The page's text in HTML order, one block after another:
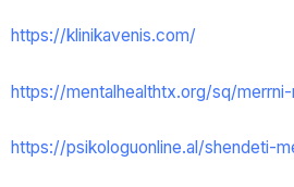
https://klinikavenis.com/
https://mentalhealthtx.org/sq/
https://psikologuonline.al/shendeti-